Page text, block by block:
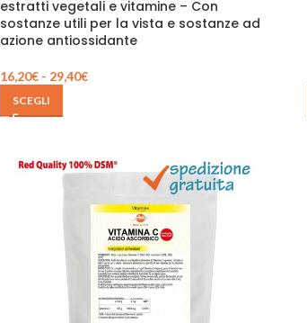
estratti vegetali e vitamine – Con
sostanze utili per la vista e sostanze ad
azione antiossidante
16,20€ - 29,40€
SCEGLI